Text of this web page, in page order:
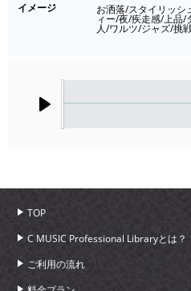
イメージ
お洒落/スタイリッ
ィー/夜/疾走感/上品/
人/ワルツ/ジャズ/挑
TOP
C MUSIC Professional Libraryとは？
ご利用の流れ